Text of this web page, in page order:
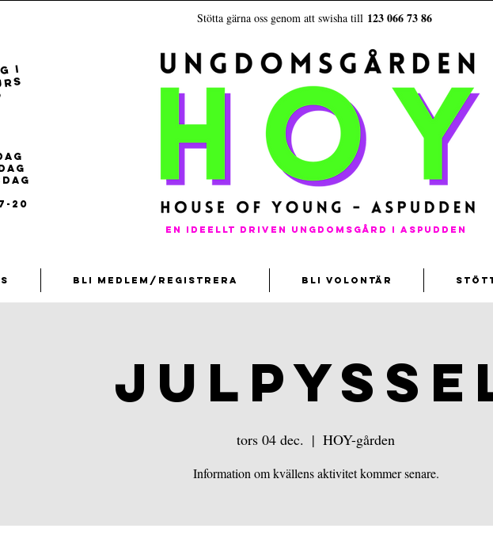
Stötta gärna oss genom att swisha till 123 066 73 86
En ideellt driven ungdomsgård i aspudden
i
20
Bli medlem/registrera Bli volontär
tors 04 dec.
  |
HOY-gården
Information om kvällens aktivitet kommer senare.